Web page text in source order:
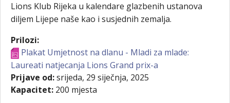
Lions Klub Rijeka u kalendare glazbenih ustanova
diljem Lijepe naše kao i susjednih zemalja.
Prilozi:
Plakat Umjetnost na dlanu - Mladi za mlade:
Laureati natjecanja Lions Grand prix-a
Prijave od:srijeda, 29 siječnja, 2025
Kapacitet: 200 mjesta